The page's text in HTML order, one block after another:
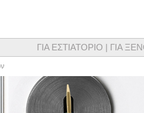
προμηθευτής εξατομικευμένης
ΓΙΑ ΕΣΤΙΑΤΟΡΙΟ | ΓΙΑ